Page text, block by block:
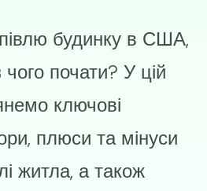
будинку в США,
почати? У цій
ключові
плюси та мінуси
житла, а також